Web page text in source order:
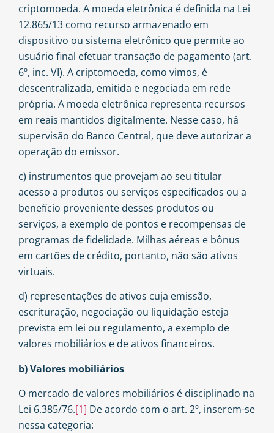
criptomoeda. A moeda eletrônica é definida na Lei
12.865/13 como recurso armazenado em
dispositivo ou sistema eletrônico que permite ao
usuário final efetuar transação de pagamento (art.
6º, inc. VI). A criptomoeda, como vimos, é
descentralizada, emitida e negociada em rede
própria. A moeda eletrônica representa recursos
em reais mantidos digitalmente. Nesse caso, há
supervisão do Banco Central, que deve autorizar a
operação do emissor.
c) instrumentos que provejam ao seu titular
acesso a produtos ou serviços especificados ou a
benefício proveniente desses produtos ou
serviços, a exemplo de pontos e recompensas de
programas de fidelidade. Milhas aéreas e bônus
em cartões de crédito, portanto, não são ativos
virtuais.
d) representações de ativos cuja emissão,
escrituração, negociação ou liquidação esteja
prevista em lei ou regulamento, a exemplo de
valores mobiliários e de ativos financeiros.
b) Valores mobiliários
O mercado de valores mobiliários é disciplinado na
Lei 6.385/76.[1] De acordo com o art. 2º, inserem-se
nessa categoria: